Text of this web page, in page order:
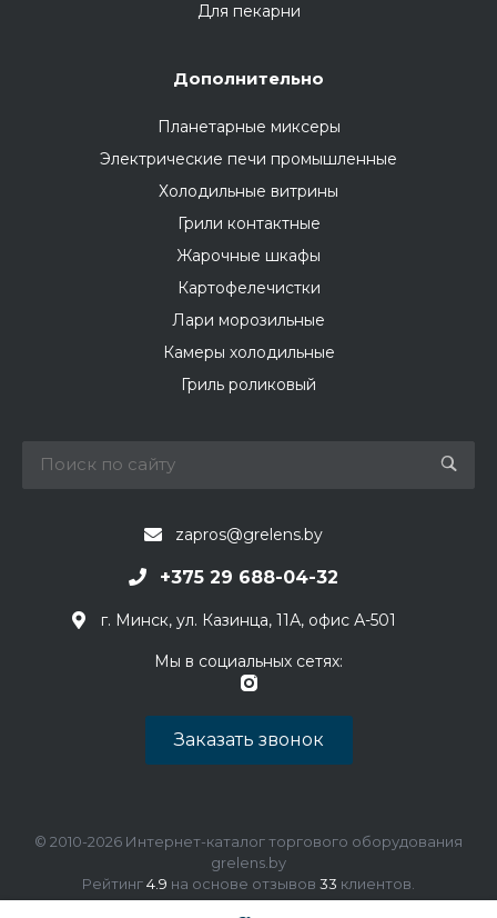
Для пекарни
Дополнительно
Планетарные миксеры
Электрические печи промышленные
Холодильные витрины
Грили контактные
Жарочные шкафы
Картофелечистки
Лари морозильные
Камеры холодильные
Гриль роликовый
zapros@grelens.by
+375 29 688-04-32
г. Минск, ул. Казинца, 11А, офис А-501
Мы в социальных сетях:
Заказать звонок
© 2010-2026 Интернет-каталог торгового оборудования
grelens.by
Рейтинг4.9 на основе отзывов 33 клиентов.